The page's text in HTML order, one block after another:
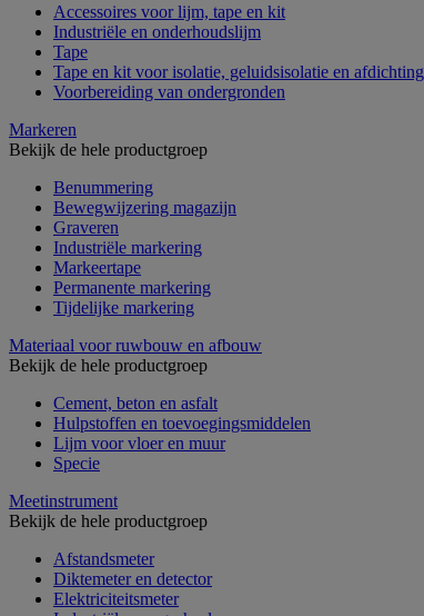
Accessoires voor lijm, tape en kit
Industriële en onderhoudslijm
Tape
Tape en kit voor isolatie, geluidsisolatie en afdichting
Voorbereiding van ondergronden
Markeren
Bekijk de hele productgroep
Benummering
Bewegwijzering magazijn
Graveren
Industriële markering
Markeertape
Permanente markering
Tijdelijke markering
Materiaal voor ruwbouw en afbouw
Bekijk de hele productgroep
Cement, beton en asfalt
Hulpstoffen en toevoegingsmiddelen
Lijm voor vloer en muur
Specie
Meetinstrument
Bekijk de hele productgroep
Afstandsmeter
Diktemeter en detector
Elektriciteitsmeter